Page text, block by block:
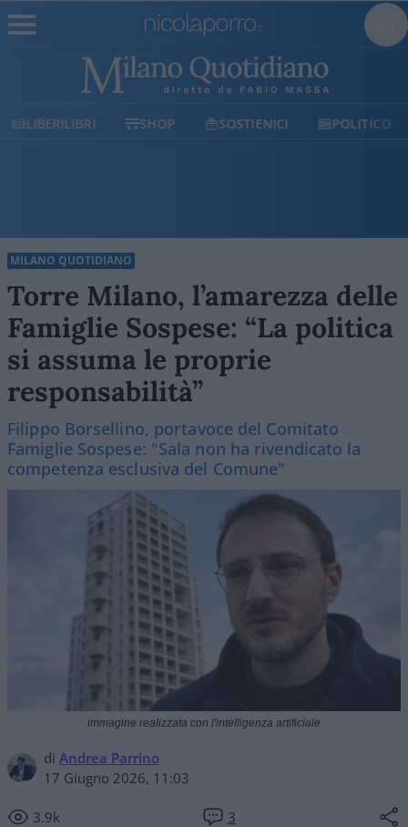
LIBERILIBRI SHOP SOSTIENICI POLITICO
MILANO QUOTIDIANO
Torre Milano, l’amarezza delle
Famiglie Sospese: “La politica
si assuma le proprie
responsabilità”
Filippo Borsellino, portavoce del Comitato
Famiglie Sospese: "Sala non ha rivendicato la
competenza esclusiva del Comune"
di Andrea Parrino
17 Giugno 2026, 11:03
3.9k 3
immagine realizzata con l'intelligenza artificiale